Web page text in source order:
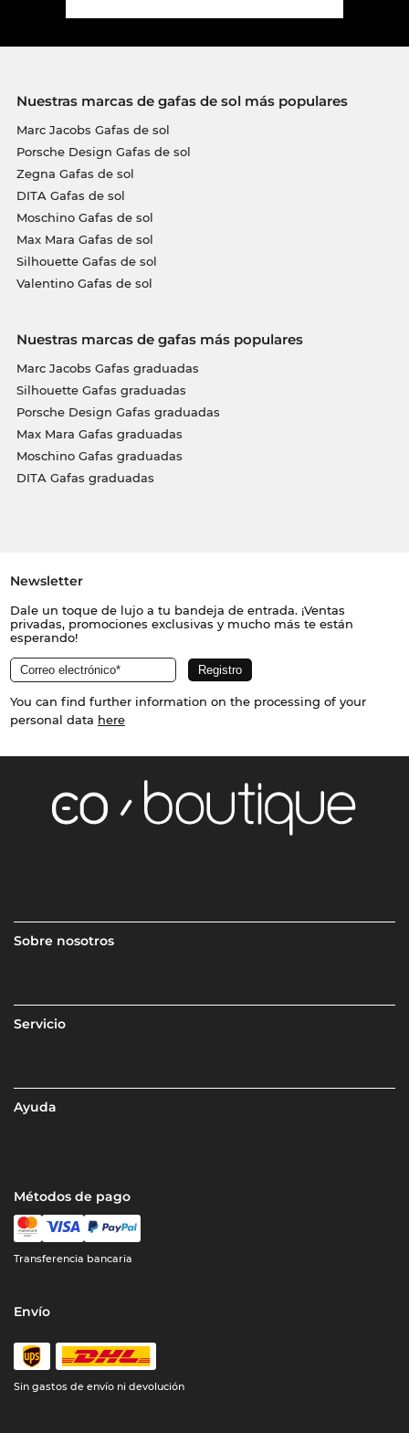
Nuestras marcas de gafas de sol más populares
Marc Jacobs Gafas de sol
Porsche Design Gafas de sol
Zegna Gafas de sol
DITA Gafas de sol
Moschino Gafas de sol
Max Mara Gafas de sol
Silhouette Gafas de sol
Valentino Gafas de sol
Nuestras marcas de gafas más populares
Marc Jacobs Gafas graduadas
Silhouette Gafas graduadas
Porsche Design Gafas graduadas
Max Mara Gafas graduadas
Moschino Gafas graduadas
DITA Gafas graduadas
Newsletter
Dale un toque de lujo a tu bandeja de entrada. ¡Ventas
privadas, promociones exclusivas y mucho más te están
esperando!
You can find further information on the processing of your
personal data here
Sobre nosotros
Servicio
Ayuda
Métodos de pago
Transferencia bancaria
Envío
Sin gastos de envío ni devolución